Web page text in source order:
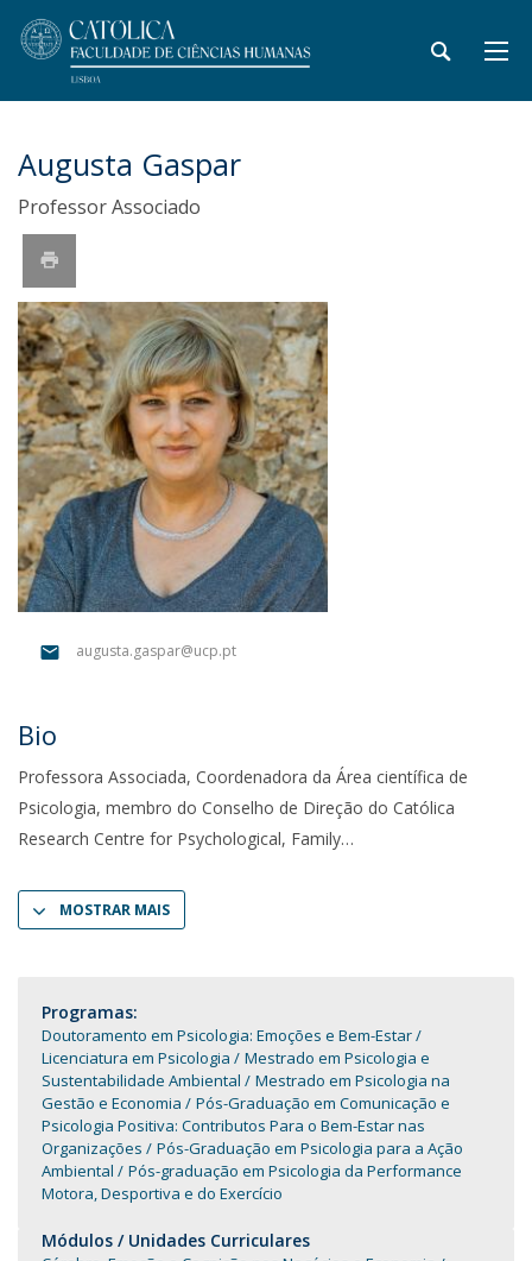
Augusta Gaspar
Professor Associado
augusta.gaspar@ucp.pt
Bio
Professora Associada, Coordenadora da Área científica de
Psicologia, membro do Conselho de Direção do Católica
Research Centre for Psychological, Family
MOSTRAR MAIS
Programas:
Doutoramento em Psicologia: Emoções e Bem-Estar
Licenciatura em Psicologia
Mestrado em Psicologia e
Sustentabilidade Ambiental
Mestrado em Psicologia na
Gestão e Economia
Pós-Graduação em Comunicação e
Psicologia Positiva: Contributos Para o Bem-Estar nas
Organizações
Pós-Graduação em Psicologia para a Ação
Ambiental
Pós-graduação em Psicologia da Performance
Motora, Desportiva e do Exercício
Módulos / Unidades Curriculares